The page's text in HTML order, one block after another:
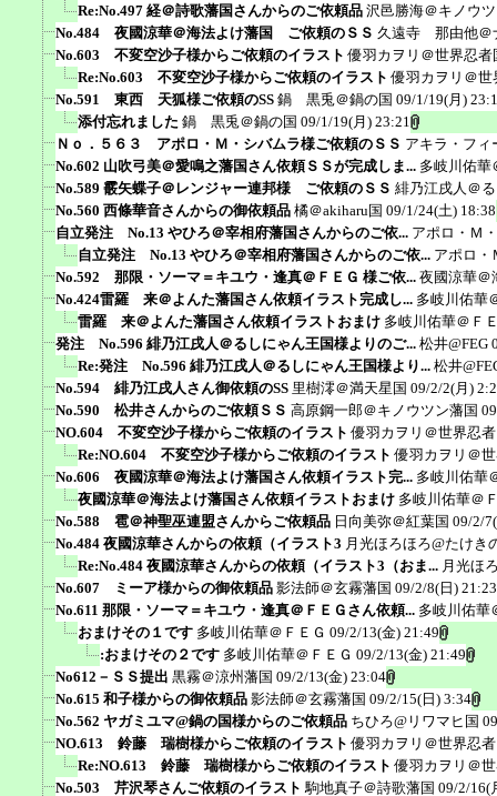
Re:No.497 経＠詩歌藩国さんからのご依頼品 沢邑勝海＠キノウ
No.484 夜國涼華＠海法よけ藩国 ご依頼のＳＳ 久遠寺 那由他＠
No.603 不変空沙子様からご依頼のイラスト 優羽カヲリ＠世界忍者
Re:No.603 不変空沙子様からご依頼のイラスト 優羽カヲリ＠世
No.591 東西 天狐様ご依頼のSS 鍋 黒兎＠鍋の国 09/1/19(月)
添付忘れました 鍋 黒兎＠鍋の国 09/1/19(月) 23:21
Ｎｏ．５６３ アポロ・Ｍ・シバムラ様ご依頼のＳＳ アキラ・フィ
No.602 山吹弓美＠愛鳴之藩国さん依頼ＳＳが完成しま... 多岐川佑華
No.589 霰矢蝶子＠レンジャー連邦様 ご依頼のＳＳ 緋乃江戌人＠
No.560 西條華音さんからの御依頼品 橘＠akiharu国 09/1/24(土) 18:38
自立発注 No.13 やひろ＠宰相府藩国さんからのご依... アポロ・Ｍ
自立発注 No.13 やひろ＠宰相府藩国さんからのご依... アポロ・
No.592 那限・ソーマ＝キユウ・逢真＠ＦＥＧ 様ご依... 夜國涼華＠
No.424雷羅 来＠よんた藩国さん依頼イラスト完成し... 多岐川佑華
雷羅 来＠よんた藩国さん依頼イラストおまけ 多岐川佑華＠Ｆ
発注 No.596 緋乃江戌人＠るしにゃん王国様よりのご... 松井@FEG
Re:発注 No.596 緋乃江戌人＠るしにゃん王国様より... 松井
No.594 緋乃江戌人さん御依頼のSS 里樹澪＠満天星国 09/2/2(月)
No.590 松井さんからのご依頼ＳＳ 高原鋼一郎＠キノウツン藩国
NO.604 不変空沙子様からご依頼のイラスト 優羽カヲリ＠世界忍
Re:NO.604 不変空沙子様からご依頼のイラスト 優羽カヲリ＠
No.606 夜國涼華＠海法よけ藩国さん依頼イラスト完... 多岐川佑華
夜國涼華＠海法よけ藩国さん依頼イラストおまけ 多岐川佑華＠
No.588 雹＠神聖巫連盟さんからご依頼品 日向美弥＠紅葉国 09/2/
No.484 夜國涼華さんからの依頼（イラスト3 月光ほろほろ@たけき
Re:No.484 夜國涼華さんからの依頼（イラスト3（おま... 月光ほ
No.607 ミーア様からの御依頼品 影法師＠玄霧藩国 09/2/8(日) 21:23
No.611 那限・ソーマ＝キユウ・逢真＠ＦＥＧさん依頼... 多岐川佑華
おまけその１です 多岐川佑華＠ＦＥＧ 09/2/13(金) 21:49
:おまけその２です 多岐川佑華＠ＦＥＧ 09/2/13(金) 21:49
No612－ＳＳ提出 黒霧＠涼州藩国 09/2/13(金) 23:04
No.615 和子様からの御依頼品 影法師＠玄霧藩国 09/2/15(日) 3:34
No.562 ヤガミユマ@鍋の国様からのご依頼品 ちひろ@リワマヒ国
NO.613 鈴藤 瑞樹様からご依頼のイラスト 優羽カヲリ＠世界忍
Re:NO.613 鈴藤 瑞樹様からご依頼のイラスト 優羽カヲリ＠
No.503 芹沢琴さんご依頼のイラスト 駒地真子＠詩歌藩国 09/2/16(